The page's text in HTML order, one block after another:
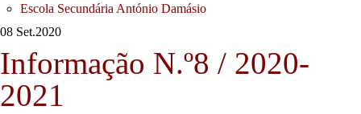
Escola Secundária António Damásio
08 Set.2020
Informação N.º8 / 2020-
2021